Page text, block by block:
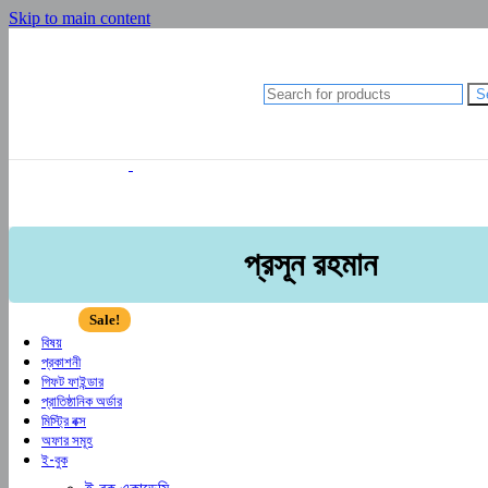
Skip to main contentAnupam Debashis Roy
হুমায়ূন আহমেদ
Anupam Debashis Roy
Shishir Bhattacharja
বিষয়
প্রকাশনী
গিফট ফাইন্ডার
প্রাতিষ্ঠানিক অর্ডার
মিস্ট্রি বক্স
অফার সমূহ
ই-বুক
প্রসূন রহমান
Sale!